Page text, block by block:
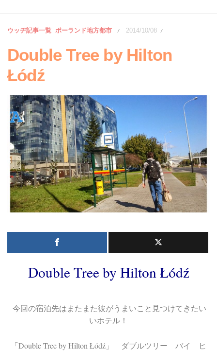
ウッヂ記事一覧 ポーランド地方都市 / 2014/10/08 /
Double Tree by Hilton
Łódź
Double Tree by Hilton Łódź
今回の宿泊先はまたまた彼がうまいこと見つけてきたい
いホテル！
「 Double Tree by Hilton Łódź 」 ダブルツリー バイ ヒ